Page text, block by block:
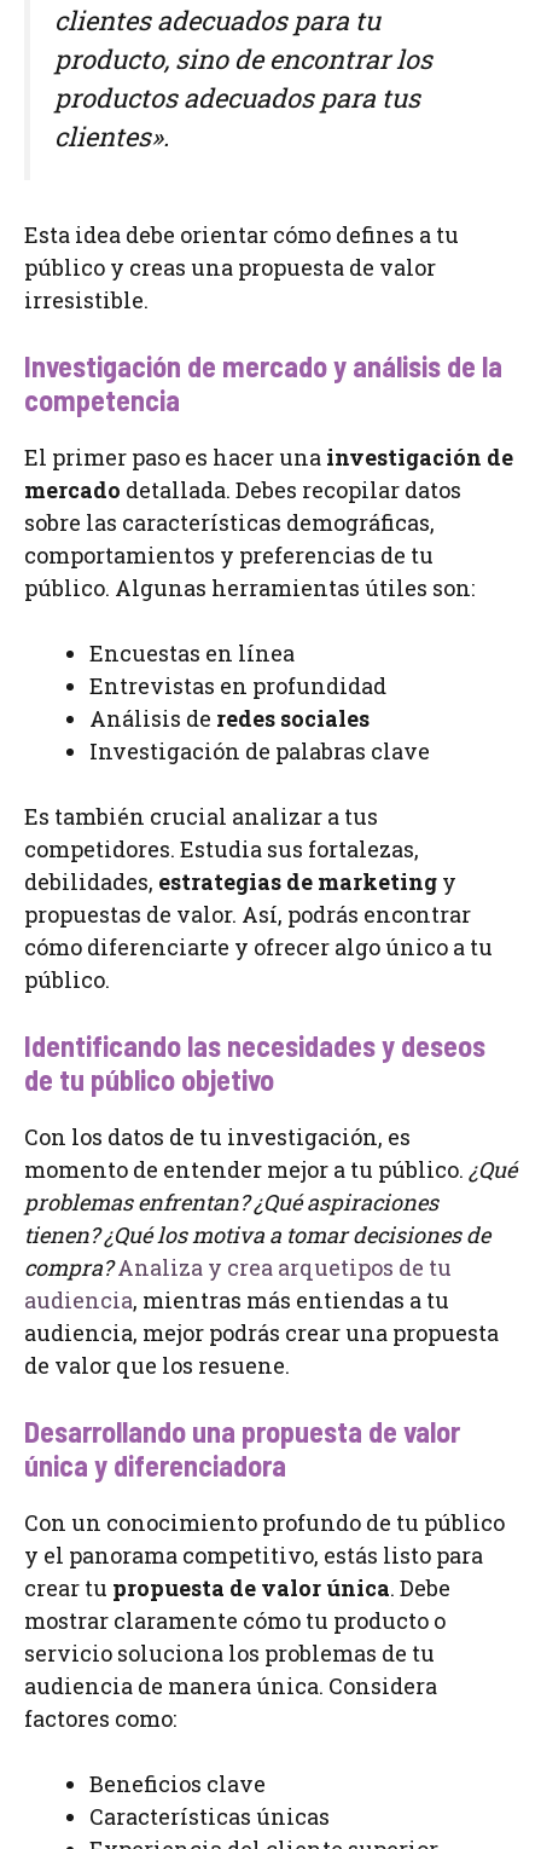
clientes adecuados para tu
producto, sino de encontrar los
productos adecuados para tus
clientes».
Esta idea debe orientar cómo defines a tu
público y creas una propuesta de valor
irresistible.
Investigación de mercado y análisis de la
competencia
El primer paso es hacer una investigación de
mercado detallada. Debes recopilar datos
sobre las características demográficas,
comportamientos y preferencias de tu
público. Algunas herramientas útiles son:
Encuestas en línea
Entrevistas en profundidad
Análisis de redes sociales
Investigación de palabras clave
Es también crucial analizar a tus
competidores. Estudia sus fortalezas,
debilidades, estrategias de marketing y
propuestas de valor. Así, podrás encontrar
cómo diferenciarte y ofrecer algo único a tu
público.
Identificando las necesidades y deseos
de tu público objetivo
Con los datos de tu investigación, es
momento de entender mejor a tu público. ¿Qué
problemas enfrentan? ¿Qué aspiraciones
tienen? ¿Qué los motiva a tomar decisiones de
compra? Analiza y crea arquetipos de tu
audiencia, mientras más entiendas a tu
audiencia, mejor podrás crear una propuesta
de valor que los resuene.
Desarrollando una propuesta de valor
única y diferenciadora
Con un conocimiento profundo de tu público
y el panorama competitivo, estás listo para
crear tu propuesta de valor única. Debe
mostrar claramente cómo tu producto o
servicio soluciona los problemas de tu
audiencia de manera única. Considera
factores como:
Beneficios clave
Características únicas